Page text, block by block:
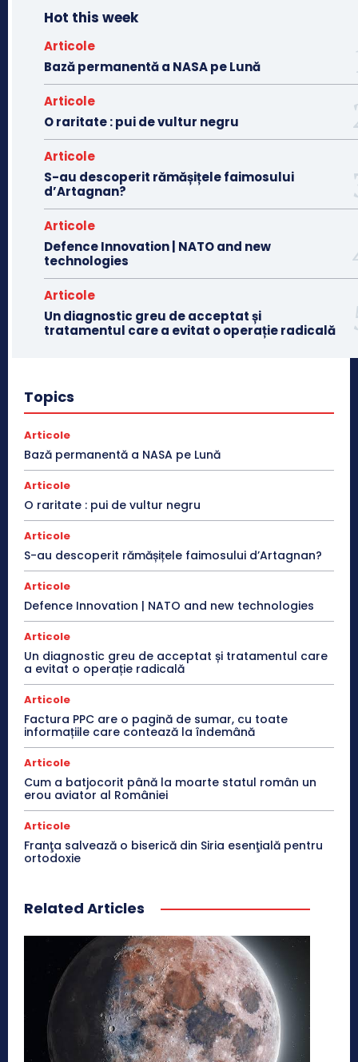
Hot this week
Articole
Bază permanentă a NASA pe Lună
Articole
O raritate : pui de vultur negru
Articole
S-au descoperit rămășițele faimosului
d’Artagnan?
Articole
Defence Innovation | NATO and new
technologies
Articole
Un diagnostic greu de acceptat și
tratamentul care a evitat o operație radicală
Topics
Articole
Bază permanentă a NASA pe Lună
Articole
O raritate : pui de vultur negru
Articole
S-au descoperit rămășițele faimosului d’Artagnan?
Articole
Defence Innovation | NATO and new technologies
Articole
Un diagnostic greu de acceptat și tratamentul care
a evitat o operație radicală
Articole
Factura PPC are o pagină de sumar, cu toate
informațiile care contează la îndemână
Articole
Cum a batjocorit până la moarte statul român un
erou aviator al României
Articole
Franţa salvează o biserică din Siria esenţială pentru
ortodoxie
Related Articles